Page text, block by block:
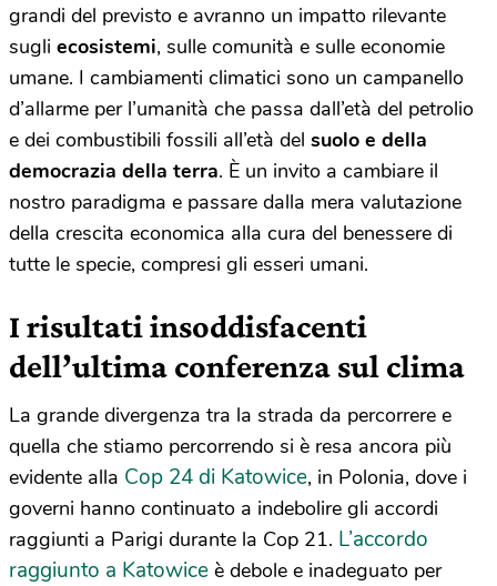
grandi del previsto e avranno un impatto rilevante
sugli ecosistemi, sulle comunità e sulle economie
umane. I cambiamenti climatici sono un campanello
d’allarme per l’umanità che passa dall’età del petrolio
e dei combustibili fossili all’età del suolo e della
democrazia della terra. È un invito a cambiare il
nostro paradigma e passare dalla mera valutazione
della crescita economica alla cura del benessere di
tutte le specie, compresi gli esseri umani.
I risultati insoddisfacenti
dell’ultima conferenza sul clima
La grande divergenza tra la strada da percorrere e
quella che stiamo percorrendo si è resa ancora più
evidente alla Cop 24 di Katowice, in Polonia, dove i
governi hanno continuato a indebolire gli accordi
raggiunti a Parigi durante la Cop 21. L’accordo
raggiunto a Katowice è debole e inadeguato per